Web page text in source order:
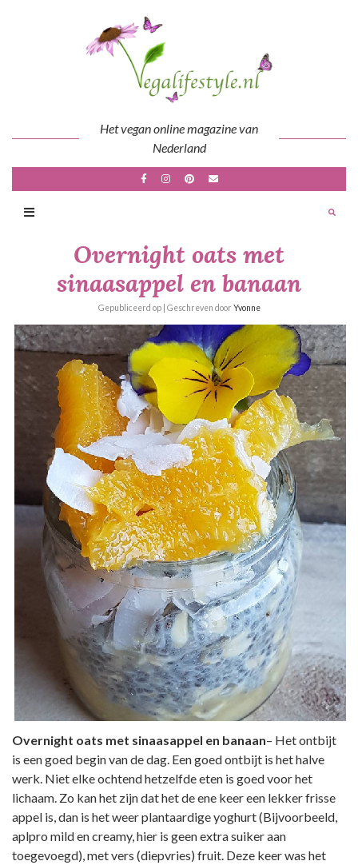
Het vegan online magazine van
Nederland
Overnight oats met
sinaasappel en banaan
Gepubliceerd op | Geschreven door Yvonne
Overnight oats met sinaasappel en banaan– Het ontbijt
is een goed begin van de dag. Een goed ontbijt is het halve
werk. Niet elke ochtend hetzelfde eten is goed voor het
lichaam. Zo kan het zijn dat het de ene keer een lekker frisse
appel is, dan is het weer plantaardige yoghurt (Bijvoorbeeld,
aplpro mild en creamy, hier is geen extra suiker aan
toegevoegd), met vers (diepvries) fruit. Deze keer was het